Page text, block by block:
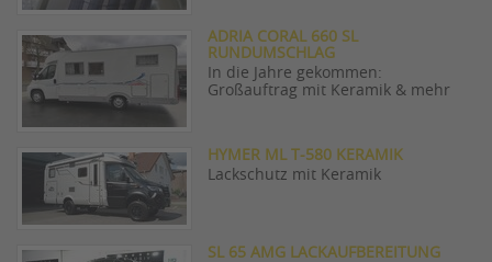
ADRIA CORAL 660 SL
RUNDUMSCHLAG
In die Jahre gekommen:
Großauftrag mit Keramik & mehr
HYMER ML T-580 KERAMIK
Lackschutz mit Keramik
SL 65 AMG LACKAUFBEREITUNG